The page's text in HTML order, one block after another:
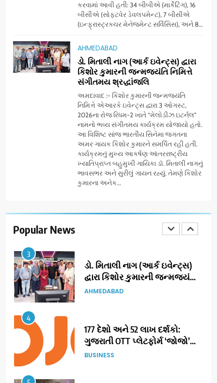
કરવામાં આવી હતી: 34 બીબીએ (માર્કેટિંગ), 16
બીસીએ (સોફ્ટવેર ડેવલપમેન્ટ), 7 બીસીએ
(ઇન્ફ્રાસ્ટ્રક્ચર મેનેજમેન્ટ સર્વિસિસ), અને 8...
AHMEDABAD
ડો. મિતાલી નાગ (આર્ક ઇવેન્ટ્સ) દ્વારા
કિશોર કુમારની જન્મજયંતિ નિમિત્તે
સંગીતમય શ્રદ્ધાંજલિ
અમદાવાદ :- કિશોર કુમારની જન્મજયંતિ
નિમિત્તે એઆરકે ઇવેન્ટ્સ દ્વારા 3 ઓગસ્ટ,
2026ના રોજ રિધમ-2 ખાતે “મેલોડીઝ ઇટર્નલ”
નામનો ભવ્ય સંગીતમય કાર્યક્રમ યોજાયો હતો.
આ વિશિષ્ટ સાંજ ભારતીય સિનેમા જગતના
અમર ગાયક કિશોર કુમારને સમર્પિત રહી હતી.
કાર્યક્રમનું મુખ્ય આકર્ષણ આંતરરાષ્ટ્રીય
ખ્યાતિપ્રાપ્ત બહુમુખી ગાયિકા ડૉ. મિતાલી નાગનું
ભાવસભર અને સુરીલું ગાયન રહ્યું. તેમણે કિશોર
કુમારના અનેક...
Popular News
સેમસંગ વિશ્વ યુવા કૌશલ્ય
દિવસની ઉજવણી કરે છે, સેમસંગ
દોસ્ત કૌશલ્ય વિકાસ કાર્યક્રમના
30 ટોચના પ્રતિભાશાળી
વિદ્યાર્થીઓનું સન્માન કરે છે
8
આયુદા ઓર્ગેનિક્સ દ્વારા
ગુજરાતના 5 શહેરોમાં રિટેલ સ્ટોર્સ
અને ગીર ગાયના વૈદિક વલોણા ઘી-
દૂધની શુદ્ધ સેવાઓ સાથે વ્યાપક
વિસ્તરણ
BUSINESS
ડીઝાઇન કેફેએ સુરતીઓ માટે નવું
એક્સપિરિયન્સ સેન્ટર ખોલ્યું,
ગુજરાતમાં પોતાની હાજરી વધુ
મજબૂત બનાવી
BUSINESS
તૈયાર કરતાં: ટીમલીઝ સ્કિલ્સ
યુનિવર્સિટીએ 65 સ્નાતકોને ડિગ્રી
3
ડો. મિતાલી નાગ (આર્ક ઇવેન્ટ્સ)
દ્વારા કિશોર કુમારની જન્મજયંતિ
નિમિત્તે સંગીતમય શ્રદ્ધાંજલિ
AHMEDABAD
4
177 દેશો અને 52 લાખ દર્શકો:
ગુજરાતી OTT પ્લેટફોર્મ ‘જોજો’
(JOJO) નો વિશ્વભરમાં દબદબો
BUSINESS